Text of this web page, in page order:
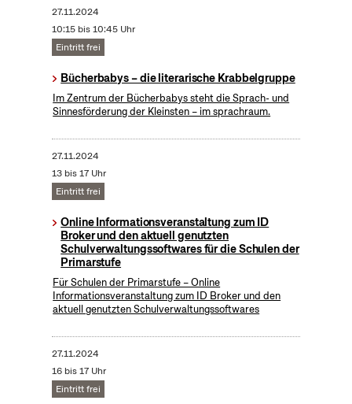
27.11.2024
10:15 bis 10:45 Uhr
Eintritt frei
Bücherbabys – die literarische Krabbelgruppe
Im Zentrum der Bücherbabys steht die Sprach- und
Sinnesförderung der Kleinsten – im sprachraum.
27.11.2024
13 bis 17 Uhr
Eintritt frei
Online Informationsveranstaltung zum ID
Broker und den aktuell genutzten
Schulverwaltungssoftwares für die Schulen der
Primarstufe
Für Schulen der Primarstufe – Online
Informationsveranstaltung zum ID Broker und den
aktuell genutzten Schulverwaltungssoftwares
27.11.2024
16 bis 17 Uhr
Eintritt frei